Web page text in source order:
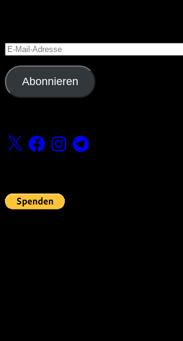
E-
Mail-
Adresse
Abonnieren
X FacebookInstagramTelegram